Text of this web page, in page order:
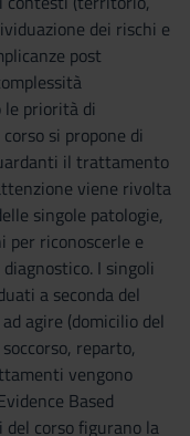
dei rischi e
post
le priorità di
si propone di
il trattamento
viene rivolta
singole patologie,
per riconoscerle e
I singoli
a seconda del
agire (domicilio del
reparto,
vengono
Based
del corso figurano la